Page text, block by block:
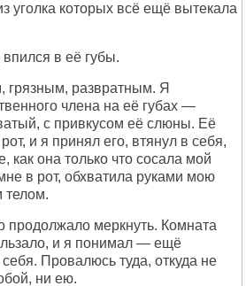
уголка которых всё ещё вытекала
в её губы.
развратным. Я
члена на её губах —
с привкусом её слюны. Её
и я принял его, втянул в себя,
как она только что сосала мой
в рот, обхватила руками мою
телом.
продолжало меркнуть. Комната
и я понимал — ещё
Провалюсь туда, откуда не
ни ею.